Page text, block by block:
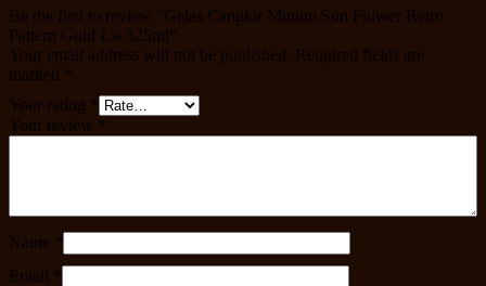
Be the first to review “Gelas Cangkir Minum Sun Flower Retro
Pattern Gold Lis 325ml”
Your email address will not be published.
Required fields are
marked
Your rating
Your review
Name
Email